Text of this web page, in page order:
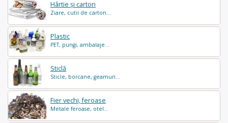
Hârtie și carton
Ziare, cutii de carton...
Plastic
PET, pungi, ambalaje...
Sticlă
Sticle, borcane, geamuri...
Fier vechi, feroase
Metale feroase, otel...